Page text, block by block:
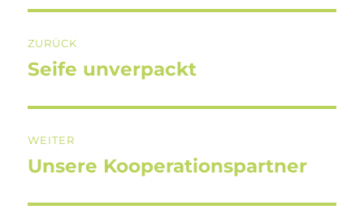
ZURÜCK
Vorheriger
Seife unverpackt
WEITER
Nächster
Unsere Kooperationspartner